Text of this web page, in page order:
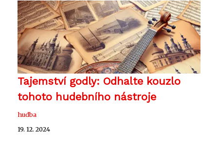
Tajemství godly: Odhalte kouzlo
tohoto hudebního nástroje
hudba
19. 12. 2024